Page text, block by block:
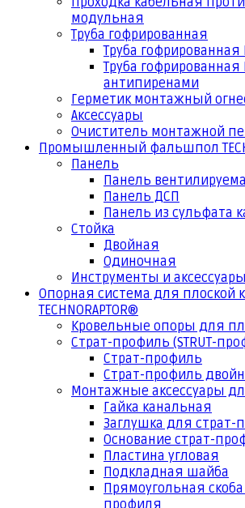
модульная
Труба гофрированная
Труба гофрированная
Труба гофрированная
антипиренами
Герметик монтажный
Аксессуары
Очиститель монтажной
Промышленный фальшпол
Панель
Панель
Панель ДСП
Панель из сульфата
Стойка
Двойная
Одиночная
Инструменты и аксессуары
Опорная система для плоской
TECHNORAPTOR®
Кровельные опоры для
Страт-профиль (STRUT-
Страт-профиль
Страт-профиль
Монтажные аксессуары
Гайка канальная
Заглушка для страт-
Основание страт-
Пластина угловая
Подкладная шайба
Прямоугольная
профиля